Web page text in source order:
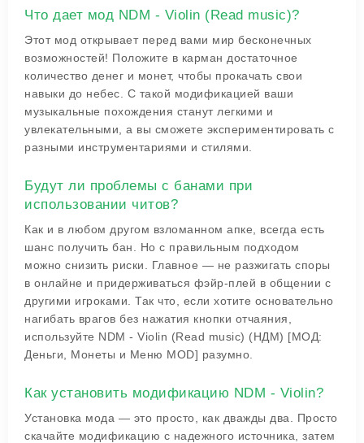
Что дает мод NDM - Violin (Read music)?
Этот мод открывает перед вами мир бесконечных
возможностей! Положите в карман достаточное
количество денег и монет, чтобы прокачать свои
навыки до небес. С такой модификацией ваши
музыкальные похождения станут легкими и
увлекательными, а вы сможете экспериментировать с
разными инструментариями и стилями.
Будут ли проблемы с банами при
использовании читов?
Как и в любом другом взломанном апке, всегда есть
шанс получить бан. Но с правильным подходом
можно снизить риски. Главное — не разжигать споры
в онлайне и придерживаться фэйр-плей в общении с
другими игроками. Так что, если хотите основательно
нагибать врагов без нажатия кнопки отчаяния,
используйте NDM - Violin (Read music) (НДМ) [МОД:
Деньги, Монеты и Меню MOD] разумно.
Как установить модификацию NDM - Violin?
Установка мода — это просто, как дважды два. Просто
скачайте модификацию с надежного источника, затем